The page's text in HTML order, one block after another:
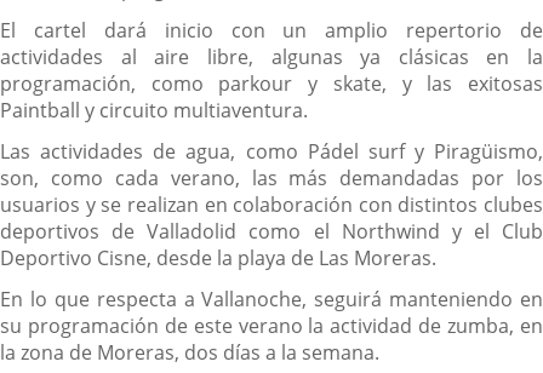
El cartel dará inicio con un amplio repertorio de
actividades al aire libre, algunas ya clásicas en la
programación, como parkour y skate, y las exitosas
Paintball y circuito multiaventura.
Las actividades de agua, como Pádel surf y Piragüismo,
son, como cada verano, las más demandadas por los
usuarios y se realizan en colaboración con distintos clubes
deportivos de Valladolid como el Northwind y el Club
Deportivo Cisne, desde la playa de Las Moreras.
En lo que respecta a Vallanoche, seguirá manteniendo en
su programación de este verano la actividad de zumba, en
la zona de Moreras, dos días a la semana.